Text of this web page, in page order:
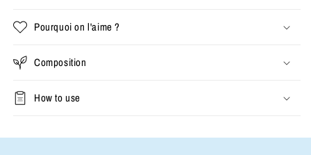
Pourquoi on l'aime ?
Composition
How to use